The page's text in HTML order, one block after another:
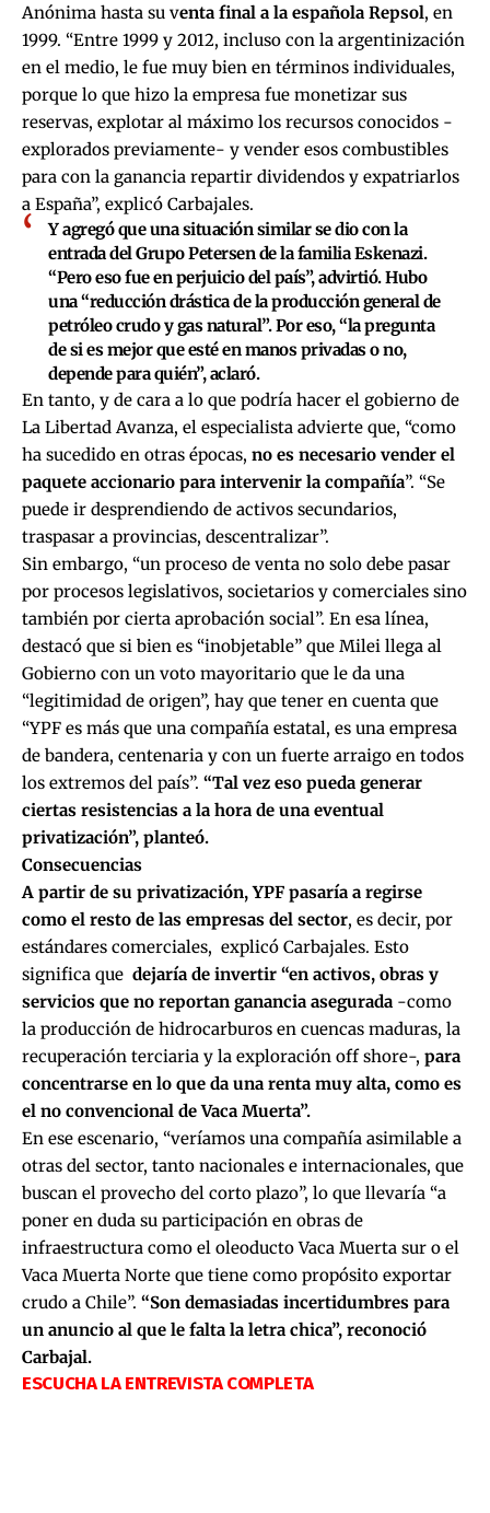
Anónima hasta su venta final a la española Repsol, en
1999. “Entre 1999 y 2012, incluso con la argentinización
en el medio, le fue muy bien en términos individuales,
porque lo que hizo la empresa fue monetizar sus
reservas, explotar al máximo los recursos conocidos -
explorados previamente- y vender esos combustibles
para con la ganancia repartir dividendos y expatriarlos
a España”, explicó Carbajales.
Y agregó que una situación similar se dio con la
entrada del Grupo Petersen de la familia Eskenazi.
“Pero esofue en perjuicio del país”, advirtió. Hubo
una “reducción drástica de la producción general de
petróleo crudo y gas natural”. Por eso,“la pregunta
de si es mejor que esté en manos privadas o no,
depende para quién”, aclaró.
En tanto, y de cara a lo que podría hacer el gobierno de
La Libertad Avanza, el especialista advierte que, “como
ha sucedido en otras épocas, no es necesario vender el
paquete accionario para intervenir la compañía”. “Se
puede ir desprendiendo de activos secundarios,
traspasar a provincias, descentralizar”.
Sin embargo, “un proceso de venta no solo debe pasar
por procesos legislativos, societarios y comerciales sino
también por cierta aprobación social”. En esa línea,
destacó que si bien es “inobjetable” que Milei llega al
Gobierno con un voto mayoritario que le da una
“legitimidad de origen”, hay que tener en cuenta que
“YPF es más que una compañía estatal, es una empresa
de bandera, centenaria y con un fuerte arraigo en todos
los extremos del país”. “Tal vez eso pueda generar
ciertas resistencias a la hora de una eventual
privatización”, planteó.
Consecuencias
A partir de su privatización, YPF pasaría a regirse
como el resto de las empresas del sector, es decir, por
estándares comerciales, explicó Carbajales. Esto
significa que dejaría de invertir “en activos, obras y
servicios que no reportan ganancia asegurada -como
la producción de hidrocarburos en cuencas maduras, la
recuperación terciaria y la exploración off shore-, para
concentrarse en lo que da una renta muy alta, como es
el no convencional de Vaca Muerta”.
En ese escenario, “veríamos una compañía asimilable a
otras del sector, tanto nacionales e internacionales, que
buscan el provecho del corto plazo”, lo que llevaría “a
poner en duda su participación en obras de
infraestructura como el oleoducto Vaca Muerta sur o el
Vaca Muerta Norte que tiene como propósito exportar
crudo a Chile”. “Son demasiadas incertidumbres para
un anuncio al que le falta la letra chica”, reconoció
Carbajal.
ESCUCHA LA ENTREVISTA COMPLETA